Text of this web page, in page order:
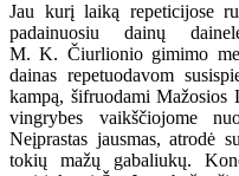
Jau kurį laiką repeticijose
padainuosiu dainų
M. K. Čiurlionio gimimo
dainas repetuodavom
kampą, šifruodami
vingrybes vaikščiojome
Neįprastas jausmas, atrodė
tokių mažų gabaliukų.